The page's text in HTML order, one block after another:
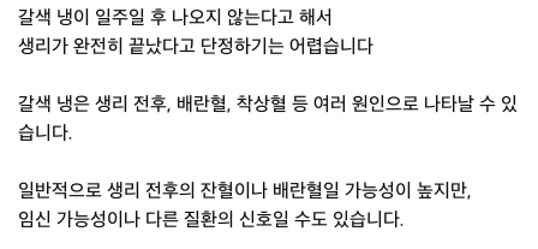
갈색 냉이 일주일 후 나오지 않는다고 해서
생리가 완전히 끝났다고 단정하기는 어렵습니다
갈색 냉은 생리 전후, 배란혈, 착상혈 등 여러 원인으로 나타날 수 있
습니다.
일반적으로 생리 전후의 잔혈이나 배란혈일 가능성이 높지만,
임신 가능성이나 다른 질환의 신호일 수도 있습니다.